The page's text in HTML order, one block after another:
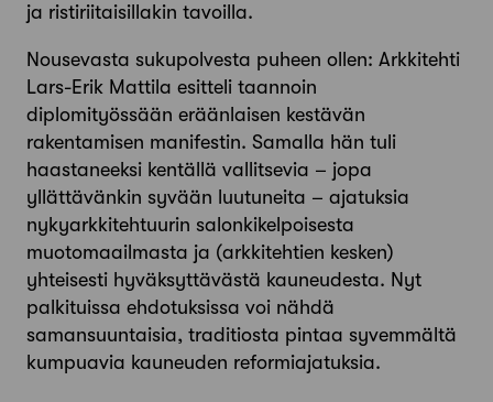
ja ristiriitaisillakin tavoilla.
Nousevasta sukupolvesta puheen ollen: Arkkitehti
Lars-Erik Mattila esitteli taannoin
diplomityössään eräänlaisen kestävän
rakentamisen manifestin. Samalla hän tuli
haastaneeksi kentällä vallitsevia – jopa
yllättävänkin syvään luutuneita – ajatuksia
nykyarkkitehtuurin salonkikelpoisesta
muotomaailmasta ja (arkkitehtien kesken)
yhteisesti hyväksyttävästä kauneudesta. Nyt
palkituissa ehdotuksissa voi nähdä
samansuuntaisia, traditiosta pintaa syvemmältä
kumpuavia kauneuden reformiajatuksia.